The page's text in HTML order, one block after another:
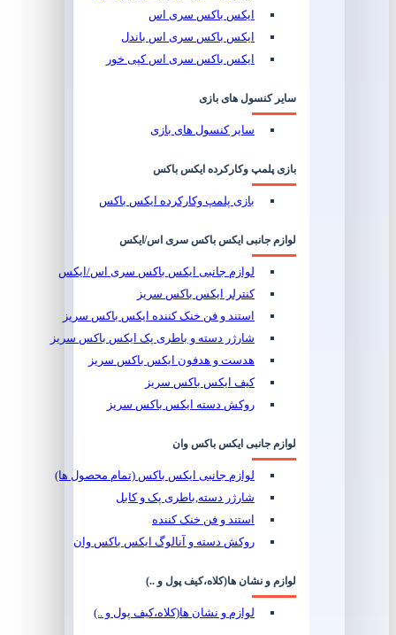
ایکس باکس سری اس
ایکس باکس سری اس باندل
ایکس باکس سری اس کپی خور
سایر کنسول های بازی
سایر کنسول های بازی
بازی پلمپ وکارکرده ایکس باکس
بازی پلمپ وکارکرده ایکس باکس
لوازم جانبی ایکس باکس سری اس/ایکس
لوازم جانبی ایکس باکس سری اس/ایکس
کنترلر ایکس باکس سریز
استند و فن خنک کننده ایکس باکس سریز
شارژر دسته و باطری پک ایکس باکس سریز
هدست و هدفون ایکس باکس سریز
کیف ایکس باکس سریز
روکش دسته ایکس باکس سریز
لوازم جانبی ایکس باکس وان
لوازم جانبی ایکس باکس (تمام محصول ها)
شارژر دسته,باطری پک و کابل
استند و فن خنک کننده
روکش دسته و آنالوگ ایکس باکس وان
لوازم و نشان ها(کلاه،کیف پول و ..)
لوازم و نشان ها(کلاه،کیف پول و ..)